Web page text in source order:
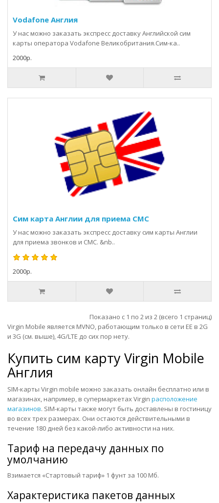
Vodafone Англия
У нас можно заказать экспресс доставку Английской сим
карты оператора Vodafone Великобритания.Сим-ка..
2000р.
Сим карта Англии для приема СМС
У нас можно заказать экспресс доставку сим карты Англии
для приема звонков и СМС. &nb..
2000р.
Показано с 1 по 2 из 2 (всего 1 страниц)
Virgin Mobile является MVNO, работающим только в сети EE в 2G
и 3G (см. выше), 4G/LTE до сих пор нету.
Купить сим картуVirgin Mobile
Англия
SIM-карты Virgin mobile можно заказать онлайн бесплатно или в
магазинах, например, в супермаркетах Virgin расположение
магазинов. SIM-карты также могут быть доставлены в гостиницу
во всех трех размерах. Они остаются действительными в
течение 180 дней без какой-либо активности на них.
Тариф на передачу данных по
умолчанию
Взимается «Стартовый тариф» 1 фунт за 100 Мб.
Характеристика пакетов данных